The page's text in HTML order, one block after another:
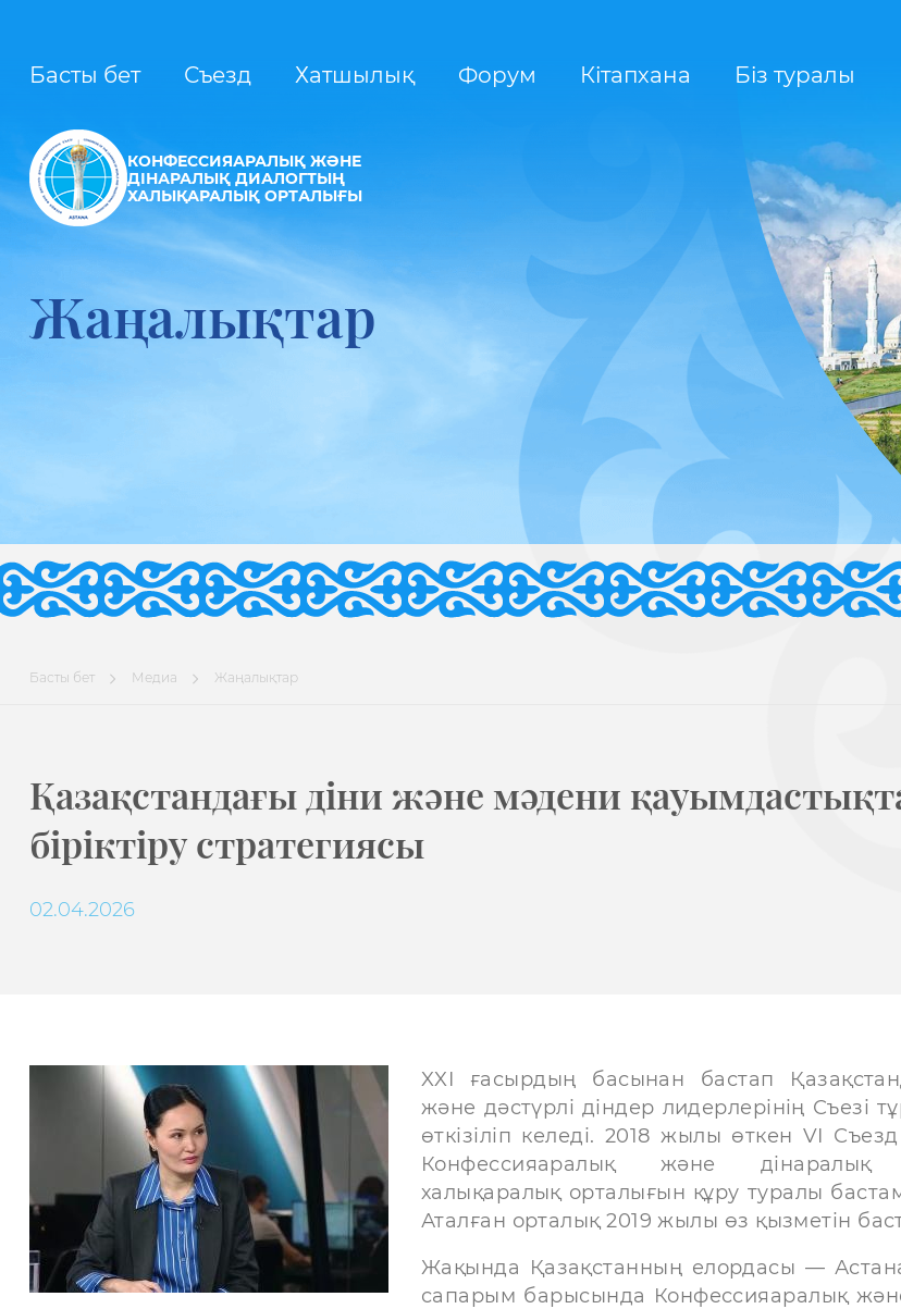
Басты бет Съезд Хатшылық Форум Кітапхана Біз туралы
КОНФЕССИЯАРАЛЫҚ ЖӘНЕ
ДІНАРАЛЫҚ ДИАЛОГТЫҢ
ХАЛЫҚАРАЛЫҚ ОРТАЛЫҒЫ
Жаңалықтар
Басты бет Медиа Жаңалықтар
Қазақстандағы діни және мәдени
біріктіру стратегиясы
02.04.2026
XXI ғасырдың басынан бастап
және дәстүрлі діндер лидерлерінің Съезі
өткізіліп келеді. 2018 жылы өткен VI
Конфессияаралық және дінаралық
халықаралық орталығын құру туралы
Аталған орталық 2019 жылы өз қызметін
Жақында Қазақстанның елордасы —
сапарым барысында Конфессияаралық